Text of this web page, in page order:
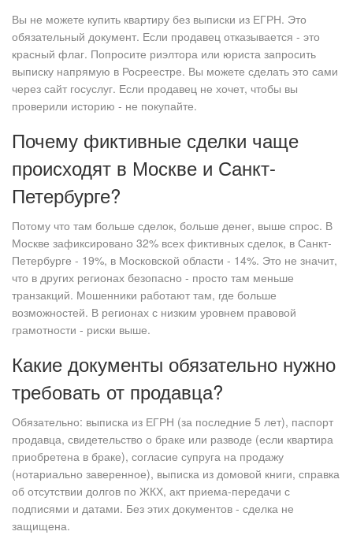
Вы не можете купить квартиру без выписки из ЕГРН. Это
обязательный документ. Если продавец отказывается - это
красный флаг. Попросите риэлтора или юриста запросить
выписку напрямую в Росреестре. Вы можете сделать это сами
через сайт госуслуг. Если продавец не хочет, чтобы вы
проверили историю - не покупайте.
Почему фиктивные сделки чаще
происходят в Москве и Санкт-
Петербурге?
Потому что там больше сделок, больше денег, выше спрос. В
Москве зафиксировано 32% всех фиктивных сделок, в Санкт-
Петербурге - 19%, в Московской области - 14%. Это не значит,
что в других регионах безопасно - просто там меньше
транзакций. Мошенники работают там, где больше
возможностей. В регионах с низким уровнем правовой
грамотности - риски выше.
Какие документы обязательно нужно
требовать от продавца?
Обязательно: выписка из ЕГРН (за последние 5 лет), паспорт
продавца, свидетельство о браке или разводе (если квартира
приобретена в браке), согласие супруга на продажу
(нотариально заверенное), выписка из домовой книги, справка
об отсутствии долгов по ЖКХ, акт приема-передачи с
подписями и датами. Без этих документов - сделка не
защищена.